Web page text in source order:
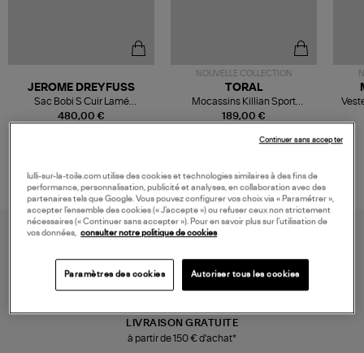
480,00 €
JEROME DREYFUSS
Sac Bobi S Cuir Lamé
Champagne
NOUVELLE COLLECTION
189,00 €
TORAL
Mocassins Killian Sport
Mousse
LIVRAISON GRATUITE
à partir de 150 € d'achat*
lulli-sur-la-toile.com utilise des cookies et technologies similaires à des fins de
performance, personnalisation, publicité et analyses, en collaboration avec des
partenaires tels que Google. Vous pouvez configurer vos choix via « Paramétrer »,
accepter l’ensemble des cookies (« J’accepte ») ou refuser ceux non strictement
nécessaires (« Continuer sans accepter »). Pour en savoir plus sur l’utilisation de
vos données, consulter notre politique de cookies
Paramètres des cookies Autoriser tous les cookies
Continuer sans accepter